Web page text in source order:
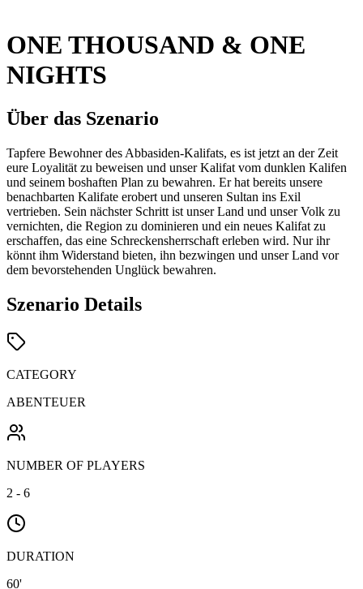
ONE THOUSAND & ONE
NIGHTS
Über das Szenario
Tapfere Bewohner des Abbasiden-Kalifats, es ist jetzt an der Zeit
eure Loyalität zu beweisen und unser Kalifat vom dunklen Kalifen
und seinem boshaften Plan zu bewahren. Er hat bereits unsere
benachbarten Kalifate erobert und unseren Sultan ins Exil
vertrieben. Sein nächster Schritt ist unser Land und unser Volk zu
vernichten, die Region zu dominieren und ein neues Kalifat zu
erschaffen, das eine Schreckensherrschaft erleben wird. Nur ihr
könnt ihm Widerstand bieten, ihn bezwingen und unser Land vor
dem bevorstehenden Unglück bewahren.
Szenario Details
CATEGORY
ABENTEUER
NUMBER OF PLAYERS
2 - 6
DURATION
60'